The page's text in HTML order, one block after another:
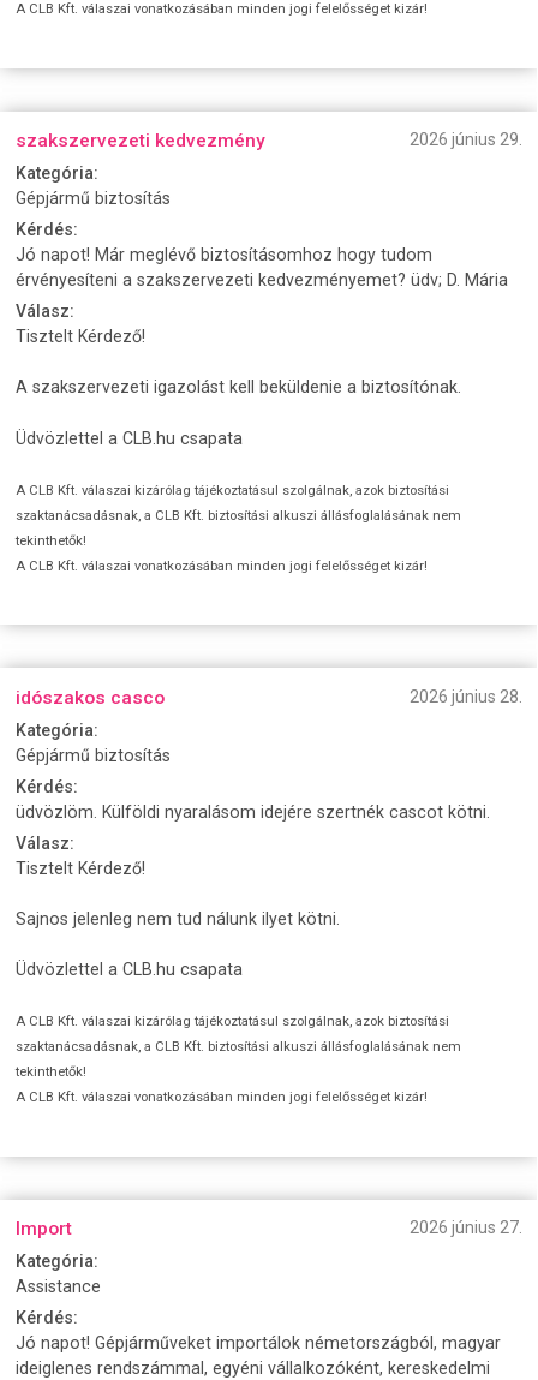
A CLB Kft. válaszai vonatkozásában minden jogi felelősséget kizár!
szakszervezeti kedvezmény
2026 június 29.
Kategória:
Gépjármű biztosítás
Kérdés:
Jó napot! Már meglévő biztosításomhoz hogy tudom
érvényesíteni a szakszervezeti kedvezményemet? üdv; D. Mária
Válasz:
Tisztelt Kérdező!
A szakszervezeti igazolást kell beküldenie a biztosítónak.
Üdvözlettel a CLB.hu csapata
A CLB Kft. válaszai kizárólag tájékoztatásul szolgálnak, azok biztosítási
szaktanácsadásnak, a CLB Kft. biztosítási alkuszi állásfoglalásának nem
tekinthetők!
A CLB Kft. válaszai vonatkozásában minden jogi felelősséget kizár!
idószakos casco
2026 június 28.
Kategória:
Gépjármű biztosítás
Kérdés:
üdvözlöm. Külföldi nyaralásom idejére szertnék cascot kötni.
Válasz:
Tisztelt Kérdező!
Sajnos jelenleg nem tud nálunk ilyet kötni.
Üdvözlettel a CLB.hu csapata
A CLB Kft. válaszai kizárólag tájékoztatásul szolgálnak, azok biztosítási
szaktanácsadásnak, a CLB Kft. biztosítási alkuszi állásfoglalásának nem
tekinthetők!
A CLB Kft. válaszai vonatkozásában minden jogi felelősséget kizár!
Import
2026 június 27.
Kategória:
Assistance
Kérdés:
Jó napot! Gépjárműveket importálok németországból, magyar
ideiglenes rendszámmal, egyéni vállalkozóként, kereskedelmi